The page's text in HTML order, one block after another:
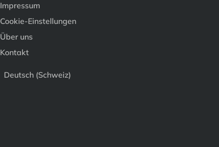
Impressum
Cookie-Einstellungen
Über uns
Kontakt
Deutsch (Schweiz)